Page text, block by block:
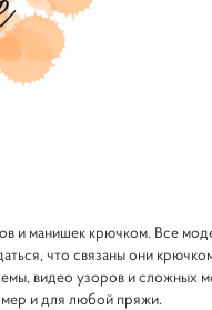
и манишек крючком. Все
что связаны они
видео узоров и сложных
и для любой пряжи.